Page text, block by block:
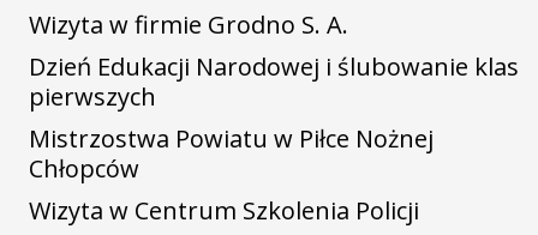
Wizyta w firmie Grodno S. A.
Dzień Edukacji Narodowej i ślubowanie klas
pierwszych
Mistrzostwa Powiatu w Piłce Nożnej
Chłopców
Wizyta w Centrum Szkolenia Policji